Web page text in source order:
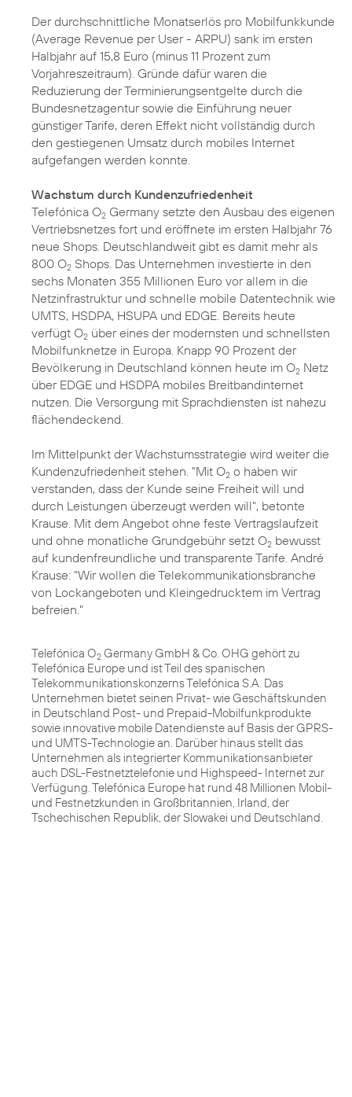
Der durchschnittliche Monatserlös pro Mobilfunkkunde
(Average Revenue per User - ARPU) sank im ersten
Halbjahr auf 15,8 Euro (minus 11 Prozent zum
Vorjahreszeitraum). Gründe dafür waren die
Reduzierung der Terminierungsentgelte durch die
Bundesnetzagentur sowie die Einführung neuer
günstiger Tarife, deren Effekt nicht vollständig durch
den gestiegenen Umsatz durch mobiles Internet
aufgefangen werden konnte.
Wachstum durch Kundenzufriedenheit
Telefónica O2 Germany setzte den Ausbau des eigenen
Vertriebsnetzes fort und eröffnete im ersten Halbjahr 76
neue Shops. Deutschlandweit gibt es damit mehr als
800 O2 Shops. Das Unternehmen investierte in den
sechs Monaten 355 Millionen Euro vor allem in die
Netzinfrastruktur und schnelle mobile Datentechnik wie
UMTS, HSDPA, HSUPA und EDGE. Bereits heute
verfügt O2 über eines der modernsten und schnellsten
Mobilfunknetze in Europa. Knapp 90 Prozent der
Bevölkerung in Deutschland können heute im O2 Netz
über EDGE und HSDPA mobiles Breitbandinternet
nutzen. Die Versorgung mit Sprachdiensten ist nahezu
flächendeckend.
Im Mittelpunkt der Wachstumsstrategie wird weiter die
Kundenzufriedenheit stehen. "Mit O2 o haben wir
verstanden, dass der Kunde seine Freiheit will und
durch Leistungen überzeugt werden will", betonte
Krause. Mit dem Angebot ohne feste Vertragslaufzeit
und ohne monatliche Grundgebühr setzt O2 bewusst
auf kundenfreundliche und transparente Tarife. André
Krause: "Wir wollen die Telekommunikationsbranche
von Lockangeboten und Kleingedrucktem im Vertrag
befreien."
Telefónica O2 Germany GmbH & Co. OHG gehört zu
Telefónica Europe und ist Teil des spanischen
Telekommunikationskonzerns Telefónica S.A. Das
Unternehmen bietet seinen Privat- wie Geschäftskunden
in Deutschland Post- und Prepaid-Mobilfunkprodukte
sowie innovative mobile Datendienste auf Basis der GPRS-
und UMTS-Technologie an. Darüber hinaus stellt das
Unternehmen als integrierter Kommunikationsanbieter
auch DSL-Festnetztelefonie und Highspeed- Internet zur
Verfügung. Telefónica Europe hat rund 48 Millionen Mobil-
und Festnetzkunden in Großbritannien, Irland, der
Tschechischen Republik, der Slowakei und Deutschland.